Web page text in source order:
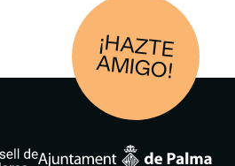
¡HAZTE
AM
IGO!